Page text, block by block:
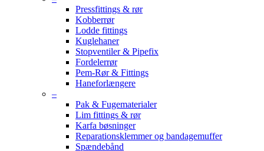
Pressfittings & rør
Kobberrør
Lodde fittings
Kuglehaner
Stopventiler & Pipefix
Fordelerrør
Pem-Rør & Fittings
Haneforlængere
–
Pak & Fugematerialer
Lim fittings & rør
Karfa bøsninger
Reparationsklemmer og bandagemuffer
Spændebånd